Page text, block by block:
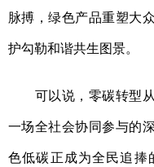
脉搏，绿色产品重塑大
护勾勒和谐共生图景。
可以说，零碳转型从
一场全社会协同参与的
色低碳正成为全民追捧